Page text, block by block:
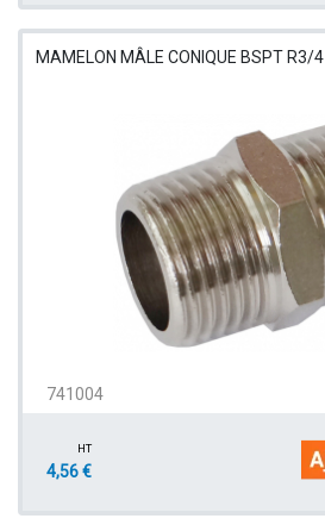
MAMELON MÂLE CONIQUE BSPT R3/4
741004
HT
4,56 €